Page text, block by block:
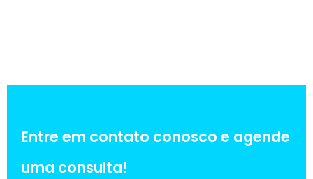
Entre em contato conosco e agende
uma consulta!